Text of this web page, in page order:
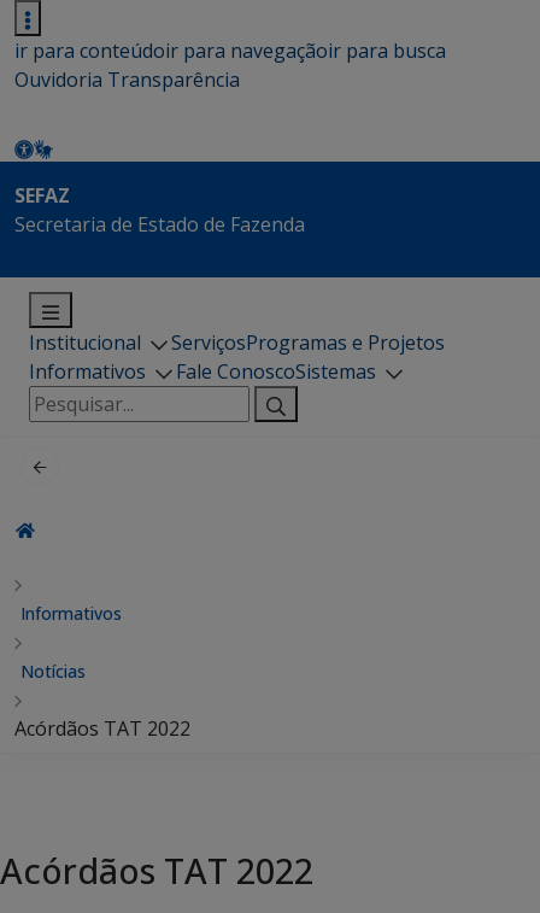
ir para conteúdoir para navegaçãoir para busca
Ouvidoria Transparência
SEFAZ
Secretaria de Estado de Fazenda
Institucional ServiçosProgramas e Projetos
Informativos
Fale ConoscoSistemas
Pesquisar
por:
Informativos
Notícias
Acórdãos TAT 2022
Acórdãos TAT 2022